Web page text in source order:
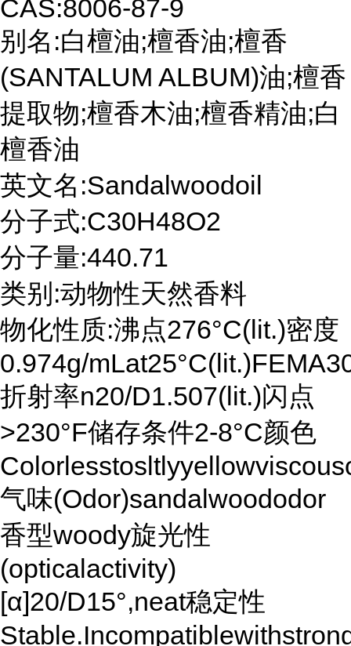
CAS:8006-87-9
别名:白檀油;檀香油;檀香
(SANTALUM ALBUM)油;檀香
提取物;檀香木油;檀香精油;白
檀香油
英文名:Sandalwoodoil
分子式:C30H48O2
分子量:440.71
类别:动物性天然香料
物化性质:沸点276°C(lit.)密度
0.974g/
折射率n20/D1.507(lit.)闪点
>230°F储存条件2-8°C颜色
气味(Odor)sandalwoododor
香型woody旋光性
(opticalactivity)
[α]20/D15°,neat稳定性